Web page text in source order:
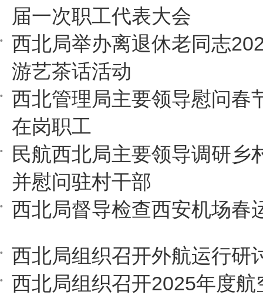
届一次职工代表大会
西北局举办离退休老同志
游艺茶话活动
西北管理局主要领导慰问春
在岗职工
民航西北局主要领导调研乡
并慰问驻村干部
西北局督导检查西安机场春
西北局组织召开外航运行研
西北局组织召开2025年度航